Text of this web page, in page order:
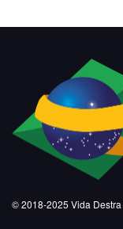
© 2018-2025 Vida Destra